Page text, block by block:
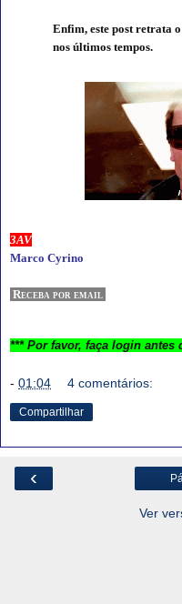
Enfim, este post retrata o
nos últimos tempos.
3AV
Marco Cyrino
Receba por email
*** Por favor, faça login antes
- 01:04 4 comentários:
Compartilhar
‹
Ver